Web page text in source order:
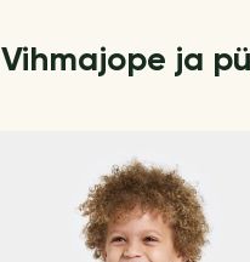
Vihmajope ja